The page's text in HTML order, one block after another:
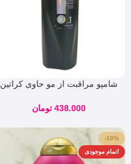
شامپو مراقبت از مو حاوی کراتین
438.000 تومان
-10%
اتمام موجودی